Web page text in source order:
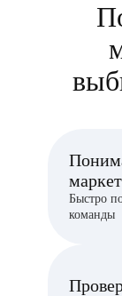
Быстро
команды